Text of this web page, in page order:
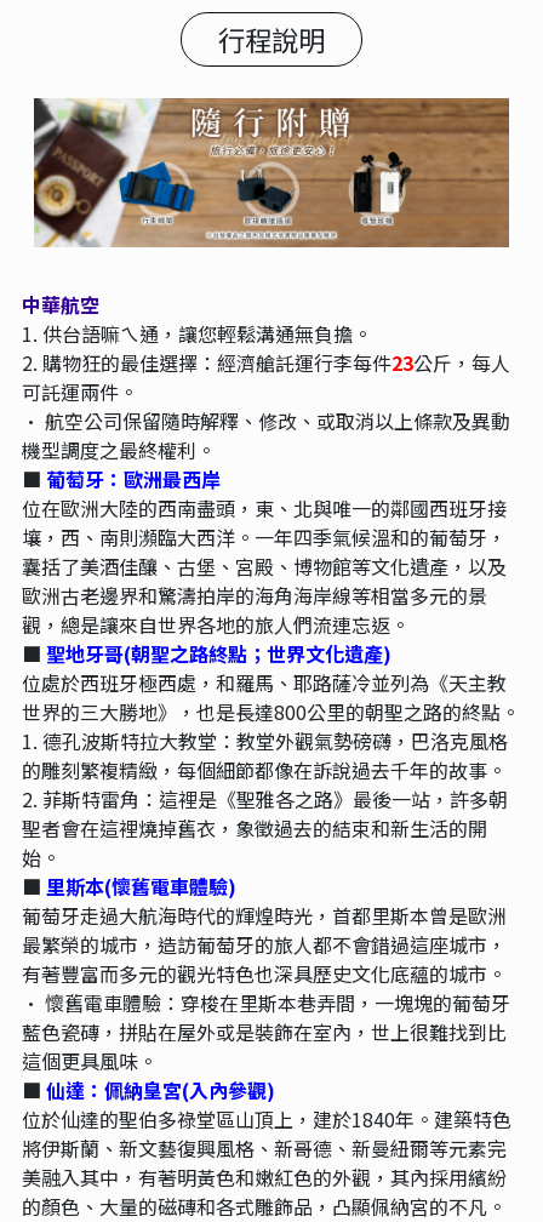
行程說明
中華航空
1. 供台語嘛ㄟ通，讓您輕鬆溝通無負擔。
2. 購物狂的最佳選擇：經濟艙託運行李每件23公斤，每人
可託運兩件。
• 航空公司保留隨時解釋、修改、或取消以上條款及異動
機型調度之最終權利。
■ 葡萄牙：歐洲最西岸
位在歐洲大陸的西南盡頭，東、北與唯一的鄰國西班牙接
壤，西、南則瀕臨大西洋。一年四季氣候溫和的葡萄牙，
囊括了美酒佳釀、古堡、宮殿、博物館等文化遺產，以及
歐洲古老邊界和驚濤拍岸的海角海岸線等相當多元的景
觀，總是讓來自世界各地的旅人們流連忘返。
■ 聖地牙哥(朝聖之路終點；世界文化遺產)
位處於西班牙極西處，和羅馬、耶路薩冷並列為《天主教
世界的三大勝地》，也是長達800公里的朝聖之路的終點。
1. 德孔波斯特拉大教堂：教堂外觀氣勢磅礴，巴洛克風格
的雕刻繁複精緻，每個細節都像在訴說過去千年的故事。
2. 菲斯特雷角：這裡是《聖雅各之路》最後一站，許多朝
聖者會在這裡燒掉舊衣，象徵過去的結束和新生活的開
始。
■ 里斯本(懷舊電車體驗)
葡萄牙走過大航海時代的輝煌時光，首都里斯本曾是歐洲
最繁榮的城市，造訪葡萄牙的旅人都不會錯過這座城市，
有著豐富而多元的觀光特色也深具歷史文化底蘊的城市。
• 懷舊電車體驗：穿梭在里斯本巷弄間，一塊塊的葡萄牙
藍色瓷磚，拼貼在屋外或是裝飾在室內，世上很難找到比
這個更具風味。
■ 仙達：佩納皇宮(入內參觀)
位於仙達的聖伯多祿堂區山頂上，建於1840年。建築特色
將伊斯蘭、新文藝復興風格、新哥德、新曼紐爾等元素完
美融入其中，有著明黃色和嫩紅色的外觀，其內採用繽紛
的顏色、大量的磁磚和各式雕飾品，凸顯佩納宮的不凡。